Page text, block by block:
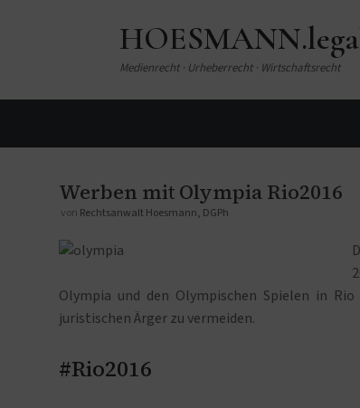
Medienrecht · Urheberrecht · Wirtschaftsrecht
Werben mit Olympia Rio2016
von Rechtsanwalt Hoesmann, DGPh
Olympia und den Olympischen Spielen in
juristischen Ärger zu vermeiden.
#Rio2016